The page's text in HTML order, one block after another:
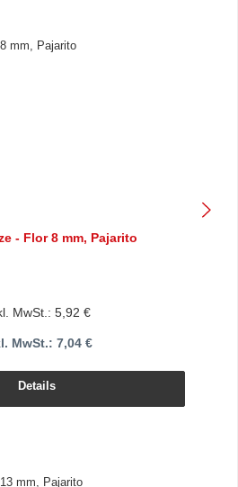
- Flor 8 mm, Pajarito
MwSt.: 5,92 €
MwSt.: 7,04 €
Details